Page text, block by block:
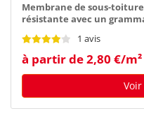
Membrane de sous-
résistante avec un
1 avis
à partir de 2,80 €/m²